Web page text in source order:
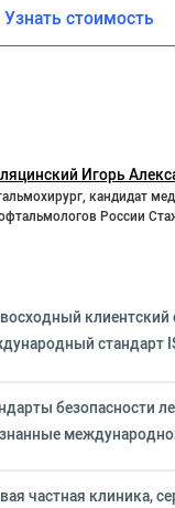
Узнать стоимость
Игорь
кандидат
России
клиентский
стандарт
безопасности
частная клиника,